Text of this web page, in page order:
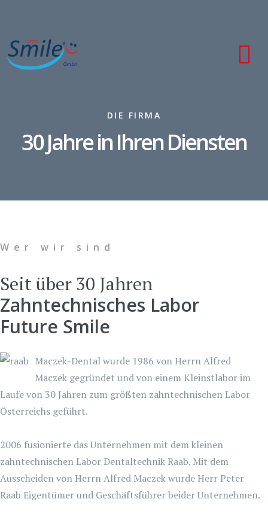
DIE FIRMA
30 Jahre in Ihren Diensten
Wer wir sind
Seit über 30 Jahren
Zahntechnisches Labor
Future Smile
Maczek-Dental wurde 1986 von Herrn Alfred
Maczek gegründet und von einem Kleinstlabor im
Laufe von 30 Jahren zum größten zahntechnischen Labor
Österreichs geführt.
2006 fusionierte das Unternehmen mit dem kleinen
zahntechnischen Labor Dentaltechnik Raab. Mit dem
Ausscheiden von Herrn Alfred Maczek wurde Herr Peter
Raab Eigentümer und Geschäftsführer beider Unternehmen.